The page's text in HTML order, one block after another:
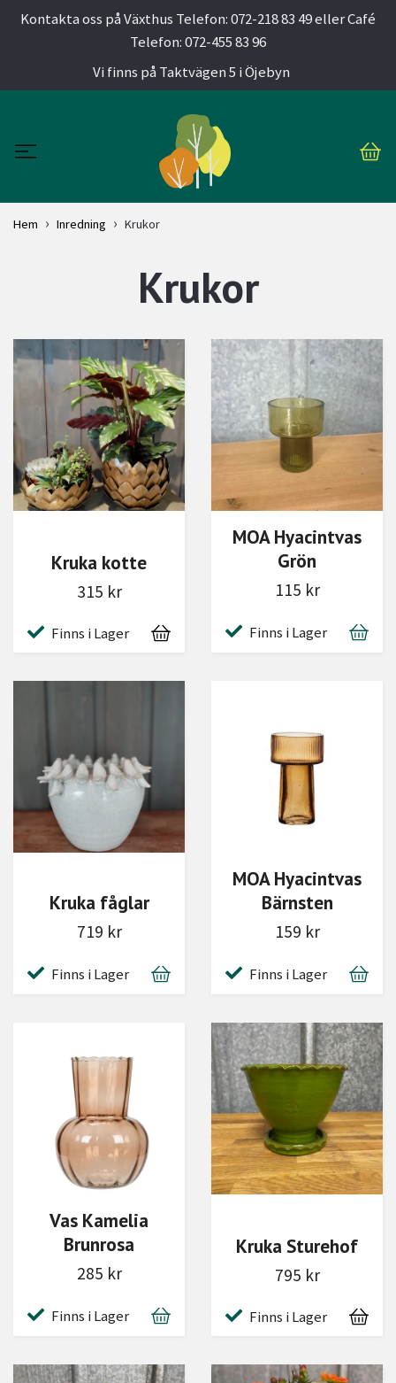
Kontakta oss på Växthus Telefon: 072-218 83 49 eller Café
Telefon: 072-455 83 96
Vi finns på Taktvägen 5 i Öjebyn
Hem Inredning Krukor
Krukor
Kruka kotte
315 kr
Finns i Lager
MOA Hyacintvas
Grön
115 kr
Finns i Lager
Kruka fåglar
719 kr
Finns i Lager
MOA Hyacintvas
Bärnsten
159 kr
Finns i Lager
Vas Kamelia
Brunrosa
285 kr
Finns i Lager
Kruka Sturehof
795 kr
Finns i Lager